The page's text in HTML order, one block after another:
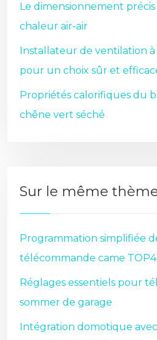
Le dimensionnement précis
chaleur air-air
Installateur de ventilation à
pour un choix sûr et
Propriétés calorifiques du
chêne vert séché
Sur le même
Programmation simplifiée
télécommande came
Réglages essentiels pour
sommer de garage
Intégration domotique